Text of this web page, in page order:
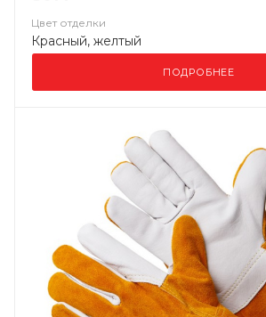
Цвет отделки
Красный, желтый
ПОДРОБНЕЕ